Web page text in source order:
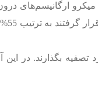
ارگانیسم‌‌‌‌‌‌‌‌‌های درون